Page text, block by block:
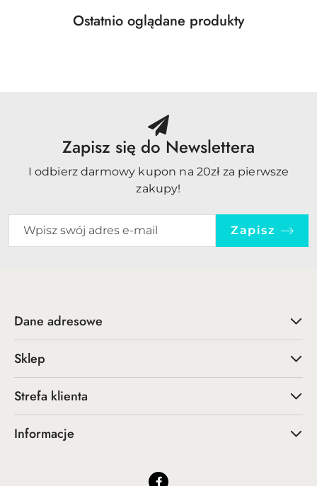
Pomiń karuzelę produktów
Produkty
Ostatnio oglądane produkty
Zapisz się do Newslettera
I odbierz darmowy kupon na 20zł za pierwsze
zakupy!
Zapisz
Dane adresowe
Sklep
Strefa klienta
Informacje